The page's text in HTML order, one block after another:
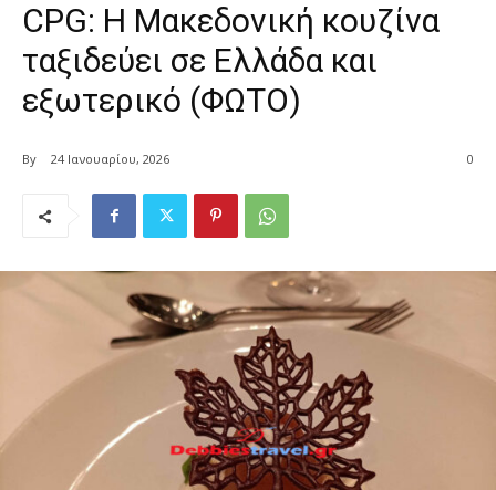
CPG: Η Μακεδονική κουζίνα
ταξιδεύει σε Ελλάδα και
εξωτερικό (ΦΩΤΟ)
By 24 Ιανουαρίου, 2026 0